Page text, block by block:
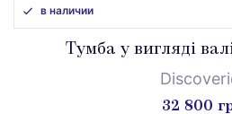
в наличии
Тумба у вигляді
32 800